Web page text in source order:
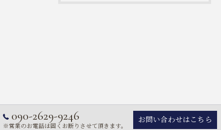
090-2629-9246
※営業のお電話は固くお断りさせて頂きます。
お問い合わせはこちら